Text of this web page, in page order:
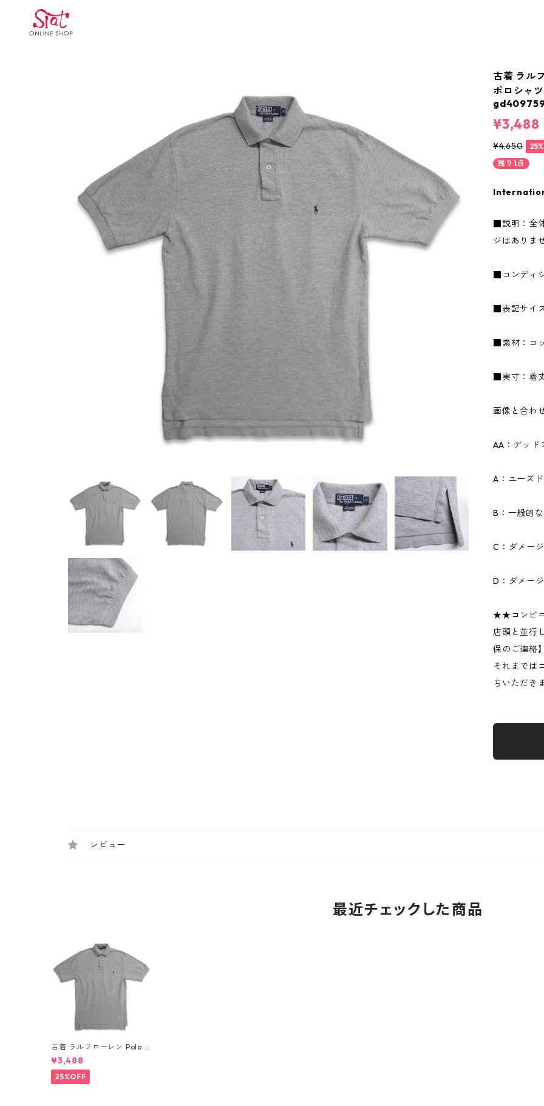
古着 ラル
ポロシャ
¥3,488
¥4,650
残り1点
■説明：全
ジはありま
■コンディ
■表記サイ
■素材：コ
■実寸：着
画像と合わ
AA：デッド
A：ユーズ
B：一般的
C：ダメー
D：ダメー
★★コンビ
店頭と並行
保のご連絡
それまでは
ちいただき
レビュー
最近チェックした商品
古着 ラルフローレン Polo R
alph Lauren 半袖 鹿の子 ポ
ロシャツ ワンポイント グレ
ー 表記：S gd409759n w
60615
¥3,488
25%OFF